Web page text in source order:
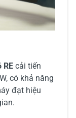
RE cải tiến
có khả năng
đạt hiệu